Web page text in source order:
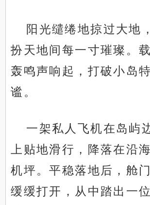
阳光缱绻地掠过大地
扮天地间每一寸璀璨。
轰鸣声响起，打破小岛
谧。
一架私人飞机在岛屿
上贴地滑行，降落在沿
机坪。平稳落地后，舱
缓缓打开，从中踏出一